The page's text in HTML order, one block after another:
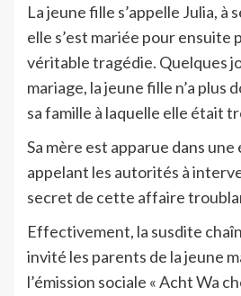
La jeune fille s’appelle Julia, à
elle s’est mariée pour ensuite
véritable tragédie. Quelques
mariage, la jeune fille n’a plus
sa famille à laquelle elle était
Sa mère est apparue dans
appelant les autorités à
secret de cette affaire
Effectivement, la susdite
invité les parents de la jeune
l’émission sociale « Acht Wa